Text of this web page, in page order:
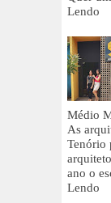
Lendo
Médio
As
Tenório
ano o
Lendo